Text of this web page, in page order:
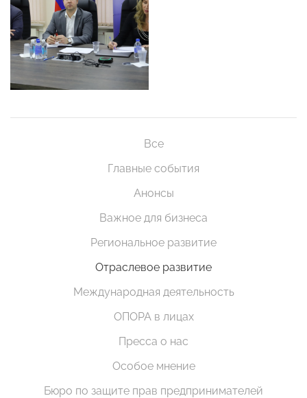
Все
Главные события
Анонсы
Важное для бизнеса
Региональное развитие
Отраслевое развитие
Международная деятельность
ОПОРА в лицах
Пресса о нас
Особое мнение
Бюро по защите прав предпринимателей